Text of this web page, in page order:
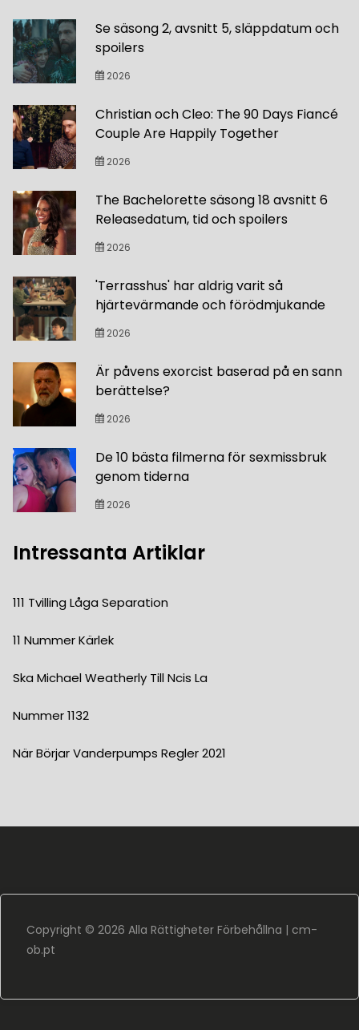
Se säsong 2, avsnitt 5, släppdatum och
spoilers
2026
Christian och Cleo: The 90 Days Fiancé
Couple Are Happily Together
2026
The Bachelorette säsong 18 avsnitt 6
Releasedatum, tid och spoilers
2026
'Terrasshus' har aldrig varit så
hjärtevärmande och förödmjukande
2026
Är påvens exorcist baserad på en sann
berättelse?
2026
De 10 bästa filmerna för sexmissbruk
genom tiderna
2026
Intressanta Artiklar
111 Tvilling Låga Separation
11 Nummer Kärlek
Ska Michael Weatherly Till Ncis La
Nummer 1132
När Börjar Vanderpumps Regler 2021
Copyright © 2026 Alla Rättigheter Förbehållna | cm-
ob.pt